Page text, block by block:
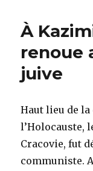
À
renoue
juive
Haut lieu de la
l’Holocauste,
Cracovie, fut
communiste.